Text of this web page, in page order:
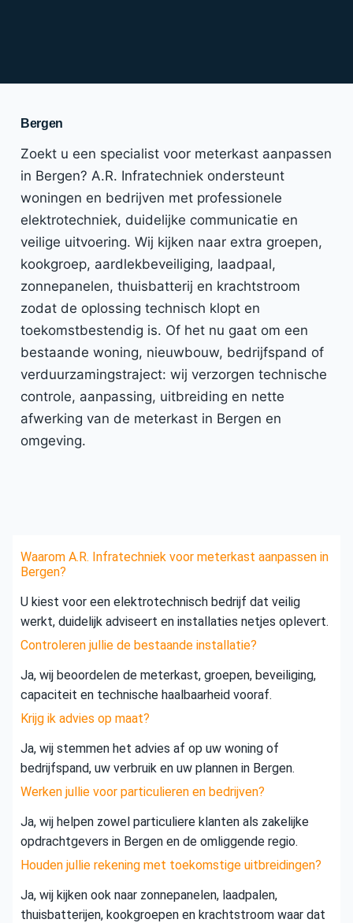
Bergen
Zoekt u een specialist voor meterkast aanpassen
in Bergen? A.R. Infratechniek ondersteunt
woningen en bedrijven met professionele
elektrotechniek, duidelijke communicatie en
veilige uitvoering. Wij kijken naar extra groepen,
kookgroep, aardlekbeveiliging, laadpaal,
zonnepanelen, thuisbatterij en krachtstroom
zodat de oplossing technisch klopt en
toekomstbestendig is. Of het nu gaat om een
bestaande woning, nieuwbouw, bedrijfspand of
verduurzamingstraject: wij verzorgen technische
controle, aanpassing, uitbreiding en nette
afwerking van de meterkast in Bergen en
omgeving.
Waarom A.R. Infratechniek voor meterkast aanpassen in
Bergen?
U kiest voor een elektrotechnisch bedrijf dat veilig
werkt, duidelijk adviseert en installaties netjes oplevert.
Controleren jullie de bestaande installatie?
Ja, wij beoordelen de meterkast, groepen, beveiliging,
capaciteit en technische haalbaarheid vooraf.
Krijg ik advies op maat?
Ja, wij stemmen het advies af op uw woning of
bedrijfspand, uw verbruik en uw plannen in Bergen.
Werken jullie voor particulieren en bedrijven?
Ja, wij helpen zowel particuliere klanten als zakelijke
opdrachtgevers in Bergen en de omliggende regio.
Houden jullie rekening met toekomstige uitbreidingen?
Ja, wij kijken ook naar zonnepanelen, laadpalen,
thuisbatterijen, kookgroepen en krachtstroom waar dat